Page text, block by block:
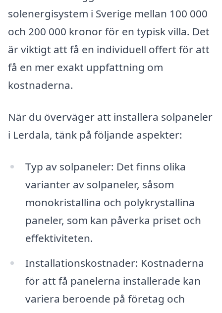
solenergisystem i Sverige mellan 100 000
och 200 000 kronor för en typisk villa. Det
är viktigt att få en individuell offert för att
få en mer exakt uppfattning om
kostnaderna.
När du överväger att installera solpaneler
i Lerdala, tänk på följande aspekter:
Typ av solpaneler: Det finns olika
varianter av solpaneler, såsom
monokristallina och polykrystallina
paneler, som kan påverka priset och
effektiviteten.
Installationskostnader: Kostnaderna
för att få panelerna installerade kan
variera beroende på företag och